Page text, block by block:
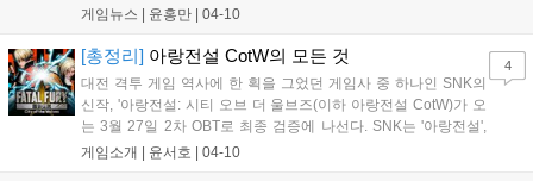
어] 에노키 준야 | [영어] 칼렙 옌 - 시라누이 마이와 앤디 보가드의 제자.
게임뉴스 | 윤홍만 04-10
[총정리] 아랑전설 CotW의 모든 것
대전 격투 게임 역사에 한 획을 그었던 게임사 중 하나인 SNK의
신작, '아랑전설: 시티 오브 더 울브즈(이하 아랑전설 CotW)가 오
는 3월 27일 2차 OBT로 최종 검증에 나선다. SNK는 '아랑전설',
'용호의 권', '사무라이 쇼다운' 등 90년대 게이머들이면 한 번씩 접
게임소개 | 윤서호 04-10
4